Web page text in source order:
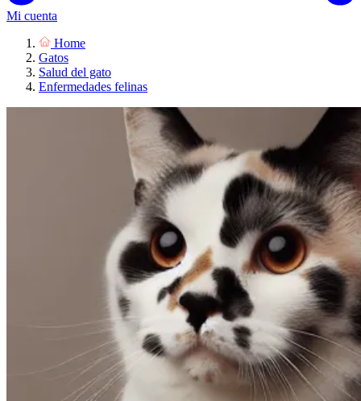
Mi cuenta
Home
Gatos
Salud del gato
Enfermedades felinas